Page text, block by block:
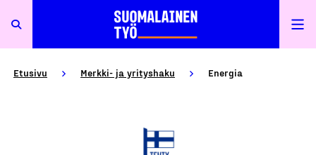
Etusivu Merkki- ja yrityshaku Energia